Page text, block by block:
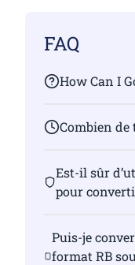
FAQ
How Can I
Combien de
Est-il sûr
pour
Puis-je
format RB